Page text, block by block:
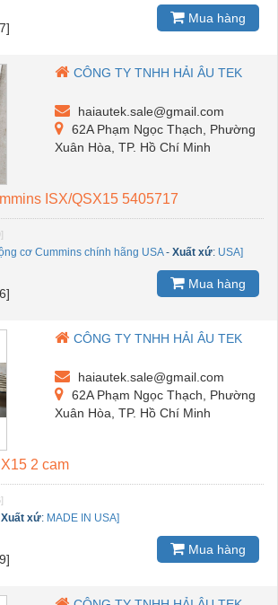
Mua hàng
CÔNG TY TNHH HẢI ÂU TEK
haiautek.sale@gmail.com
62A Phạm Ngọc Thạch, Phường
Xuân Hòa, TP. Hồ Chí Minh
ISX/QSX15 5405717
cơ Cummins chính hãng USA- Xuất xứ: USA]
Mua hàng
CÔNG TY TNHH HẢI ÂU TEK
haiautek.sale@gmail.com
62A Phạm Ngọc Thạch, Phường
Xuân Hòa, TP. Hồ Chí Minh
2 cam
Xuất xứ: MADE IN USA]
Mua hàng